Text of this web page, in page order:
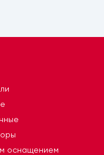
оснащением